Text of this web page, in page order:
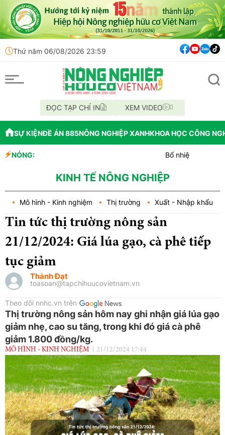
Thứ năm 06/08/2026 23:59
ĐỌC TẠP CHÍ IN XEM VIDEO
SỰ KIỆNĐỀ ÁN 885NÔNG NGHIỆP XANHKHOA HỌC CÔNG
NÓNG:
Bổ nhiệm Phó Tổng Giám
Bắc Ninh công bố quy
KINH TẾ NÔNG NGHIỆP
Mô hình - Kinh nghiệm Thị trường Xuất - Nhập khẩu
Tin tức thị trường nông sản
21/12/2024: Giá lúa gạo, cà phê tiếp
tục giảm
Thành Đạt
toasoan@tapchihuucovietnam.vn
Theo dõi nnhc.vn trên
Thị trường nông sản hôm nay ghi nhận giá lúa gạo
giảm nhẹ, cao su tăng, trong khi đó giá cà phê
giảm 1.800 đồng/kg.
MÔ HÌNH - KINH NGHIỆM 21/12/2024 17:44